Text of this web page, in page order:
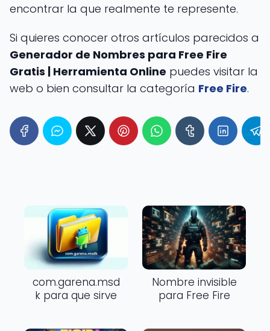
encontrar la que realmente te represente.
Si quieres conocer otros artículos parecidos a
Generador de Nombres para Free Fire
Gratis | Herramienta Online puedes visitar la
web o bien consultar la categoría Free Fire.
com.garena.msd
k para que sirve
Nombre invisible
para Free Fire